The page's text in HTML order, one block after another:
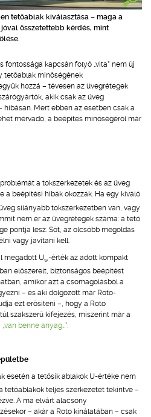
tetőablak kiválasztása – maga a
összetettebb kérdés, mint
kapcsán folyó „vita” nem új
tetőablak minőségének
hozzá – tévesen az üvegrétegek
akik csak az üveg
Mert ebben az esetben csak a
mérvadó, a beépítés minőségéről már
a tokszerkezetek és az üveg
a beépítési hibák okozzák. Ha egy kiváló
silányabb tokszerkezetben van, vagy
nem ér az üvegrétegek száma: a tető
pontja lesz. Sőt, az olcsóbb megoldás
vagy javítani kell.
megadott Uw-érték az adott kompakt
előszerelt, biztonságos beépítést
amikor azt a csomagolásból a
– és aki dolgozott már Roto-
ezt erősíteni –, hogy a Roto
szakszerű kifejezés, miszerint már a
„van benne anyag…”.
esetén a tetősík ablakok U-értéke nem
tetőablakok teljes szerkezetét tekintve –
A ma elvárt alacsony
– akár a Roto kínálatában – csak